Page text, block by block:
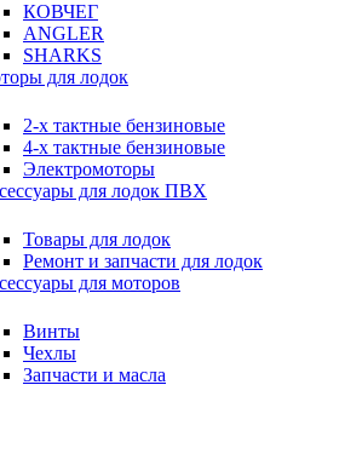
КОВЧЕГ
ANGLER
SHARKS
для лодок
2-х тактные бензиновые
4-х тактные бензиновые
Электромоторы
для лодок ПВХ
Товары для лодок
Ремонт и запчасти для лодок
для моторов
Винты
Чехлы
Запчасти и масла